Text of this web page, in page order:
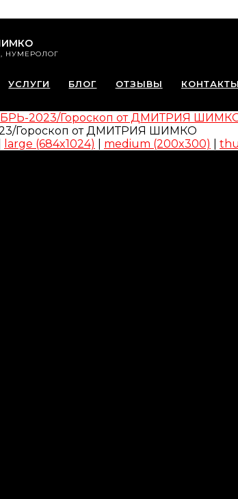
НУМЕРОЛОГ
УСЛУГИ БЛОГ ОТЗЫВЫ КОНТАКТЫ
2023/Гороскоп от ДМИТРИЯ
large (684x1024) medium (200x300)